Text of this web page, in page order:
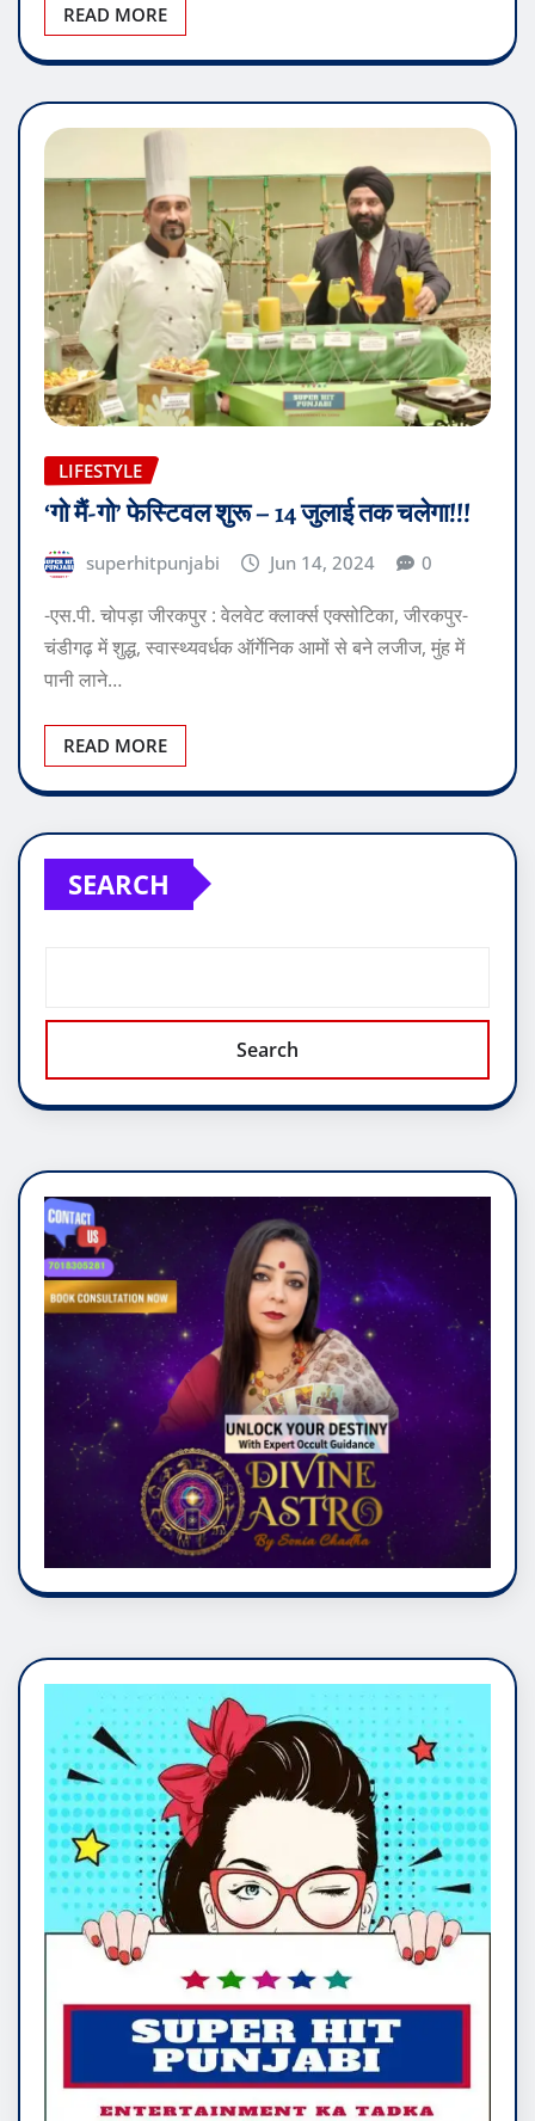
READ MORE
LIFESTYLE
‘गो मैं-गो’ फेस्टिवल शुरू – 14 जुलाई तक चलेगा!!!
superhitpunjabi Jun 14, 2024 0
-एस.पी. चोपड़ा जीरकपुर : वेलवेट क्लार्क्स एक्सोटिका, जीरकपुर-
चंडीगढ़ में शुद्ध, स्वास्थ्यवर्धक ऑर्गेनिक आमों से बने लजीज, मुंह में
पानी लाने…
READ MORE
SEARCH
Search